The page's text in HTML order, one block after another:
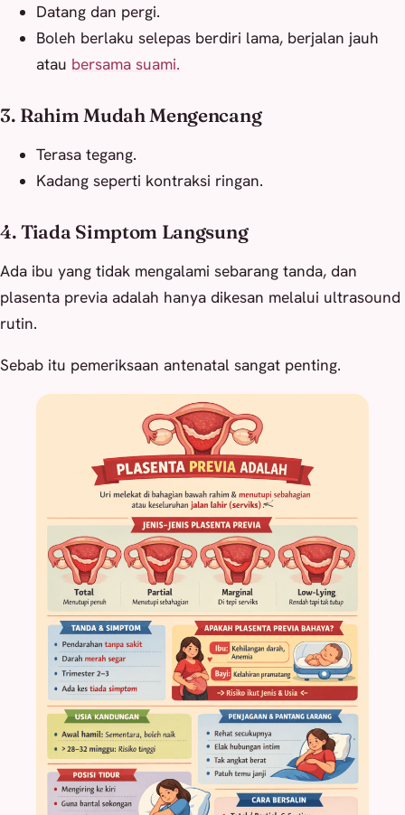
Datang dan pergi.
Boleh berlaku selepas berdiri lama, berjalan jauh
atau bersama suami.
3. Rahim Mudah Mengencang
Terasa tegang.
Kadang seperti kontraksi ringan.
4. Tiada Simptom Langsung
Ada ibu yang tidak mengalami sebarang tanda, dan
plasenta previa adalah hanya dikesan melalui ultrasound
rutin.
Sebab itu pemeriksaan antenatal sangat penting.